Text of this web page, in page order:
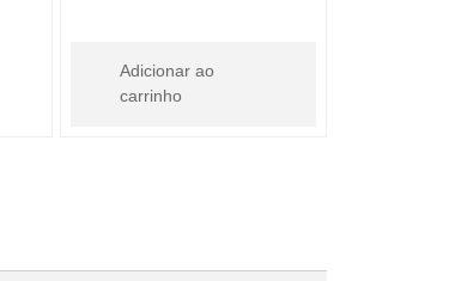
Adicionar ao
carrinho